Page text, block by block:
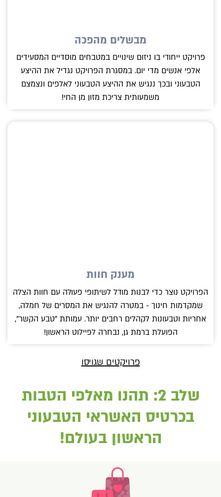
מבשלים מהפכה
פרויקט ייחודי בו ניזום שינויים במטבחים מוסדיים המסעידים
אלפי אנשים מדי יום. במסגרת הפרויקט נגדיל את ההיצע
הטבעוני ובכך ננגיש את ההיצע הטבעוני לאלפים ונצמצם
משמעותית צריכת מזון מן החי!
מענק חוות
הפרויקט נוצר כדי לבנות מודל לשיתופי פעולה עם חוות הצלה
שמקדמות חינוך - במטרה להנגיש את המסרים של חמלה,
אחריות וטבעונות לקהלים רחבים יותר. עמותת "טבע הקשר",
הפועלת ברמת גן, נבחרה לפיילוט הראשון!
פרויקטים שגויסו
שלב 2: תהנו מאלפי הטבות
בכרטיס האשראי הטבעוני
הראשון בעולם!